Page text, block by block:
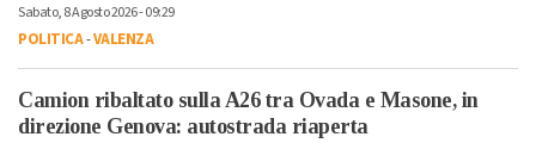
Sabato, 8 Agosto 2026 - 09:29
POLITICA-VALENZA
Camion ribaltato sulla A26 tra Ovada e Masone, in
direzione Genova: autostrada riaperta